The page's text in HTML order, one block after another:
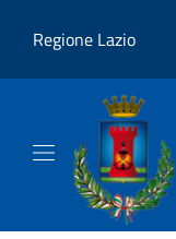
Regione Lazio